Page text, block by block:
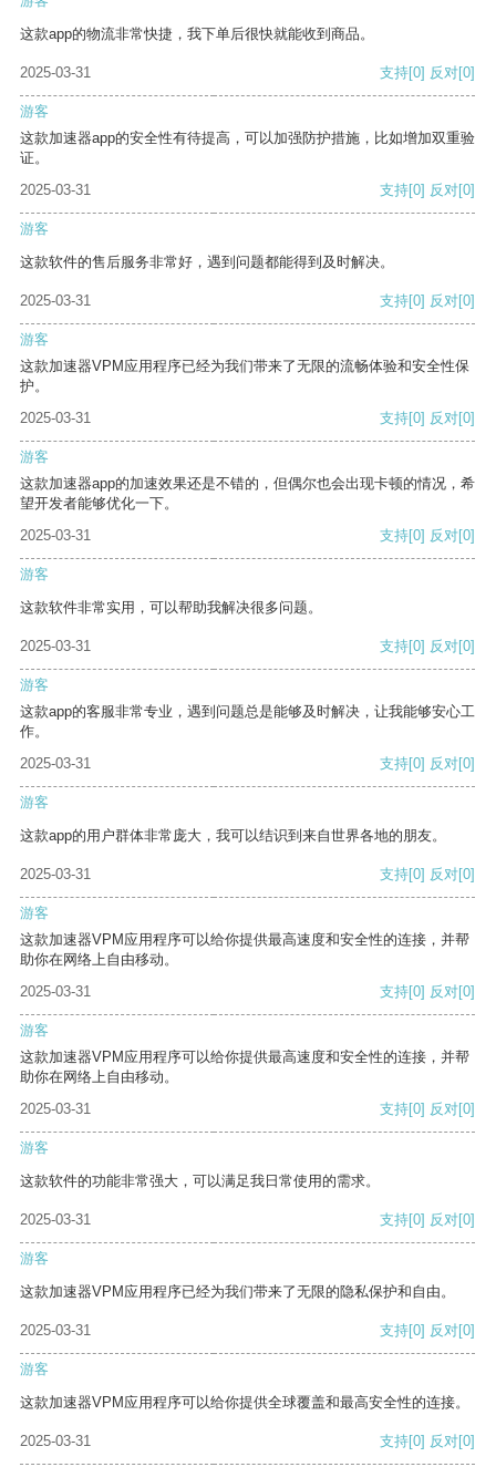
这款app的物流非常快捷，我下单后很快就能收到商品。
2025-03-31 支持[0] 反对[0]
游客
这款加速器app的安全性有待提高，可以加强防护措施，比如增加双重验
证。
2025-03-31
支持[0] 反对[0]
游客
这款软件的售后服务非常好，遇到问题都能得到及时解决。
2025-03-31 支持[0] 反对[0]
游客
这款加速器VPM应用程序已经为我们带来了无限的流畅体验和安全性保
护。
2025-03-31
支持[0] 反对[0]
游客
这款加速器app的加速效果还是不错的，但偶尔也会出现卡顿的情况，希
望开发者能够优化一下。
2025-03-31
支持[0] 反对[0]
游客
这款软件非常实用，可以帮助我解决很多问题。
2025-03-31 支持[0] 反对[0]
游客
这款app的客服非常专业，遇到问题总是能够及时解决，让我能够安心工
作。
2025-03-31
支持[0] 反对[0]
游客
这款app的用户群体非常庞大，我可以结识到来自世界各地的朋友。
2025-03-31 支持[0] 反对[0]
游客
这款加速器VPM应用程序可以给你提供最高速度和安全性的连接，并帮
助你在网络上自由移动。
2025-03-31
支持[0] 反对[0]
游客
这款加速器VPM应用程序可以给你提供最高速度和安全性的连接，并帮
助你在网络上自由移动。
2025-03-31
支持[0] 反对[0]
游客
这款软件的功能非常强大，可以满足我日常使用的需求。
2025-03-31 支持[0] 反对[0]
游客
这款加速器VPM应用程序已经为我们带来了无限的隐私保护和自由。
2025-03-31 支持[0] 反对[0]
游客
这款加速器VPM应用程序可以给你提供全球覆盖和最高安全性的连接。
2025-03-31 支持[0] 反对[0]